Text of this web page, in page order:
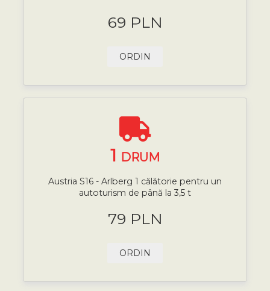
69 PLN
ORDIN
1 DRUM
Austria S16 - Arlberg 1 călătorie pentru un
autoturism de până la 3,5 t
79 PLN
ORDIN